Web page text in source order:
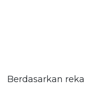
Berdasarkan